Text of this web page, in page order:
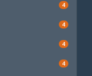
4
4
4
4